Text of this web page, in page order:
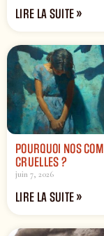
LIRE LA SUITE »
POURQUOI NOS
CRUELLES ?
juin 7, 2026
LIRE LA SUITE »